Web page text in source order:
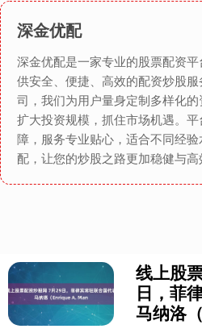
深金优配
深金优配是一家专业的股票配资
供安全、便捷、高效的配资炒股
司，我们为用户量身定制多样化
扩大投资规模，抓住市场机遇。
障，服务专业贴心，适合不同经
配，让您的炒股之路更加稳健与高
线上股
日，菲
马纳洛